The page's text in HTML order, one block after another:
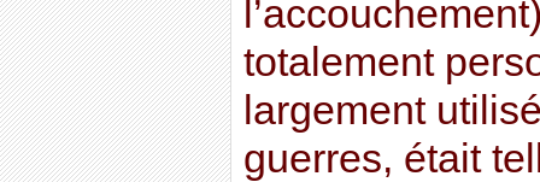
totalement
largement
guerres, était